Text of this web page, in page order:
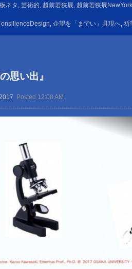
ネタ , 芸術的, 越前若狭展, 越前若狭展NewYork
, 企望を「までい」具現へ, 祈
思い出』
Posted 12:00 AM